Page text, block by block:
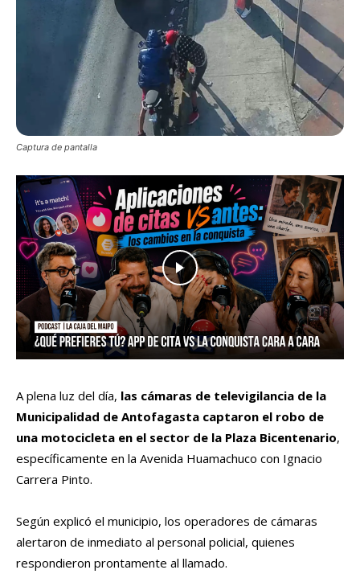
Captura de pantalla
A plena luz del día, las cámaras de televigilancia de la
Municipalidad de Antofagasta captaron el robo de
una motocicleta en el sector de la Plaza Bicentenario,
específicamente en la Avenida Huamachuco con Ignacio
Carrera Pinto.
Según explicó el municipio, los operadores de cámaras
alertaron de inmediato al personal policial, quienes
respondieron prontamente al llamado.